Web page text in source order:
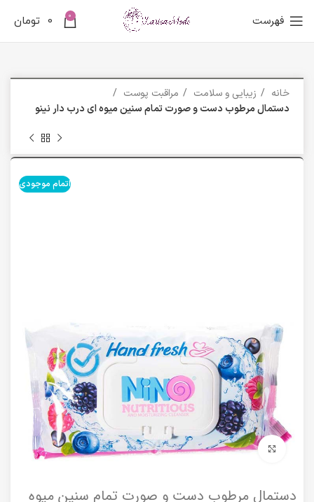
فهرست 0
0 تومان
خانه زیبایی و سلامت
مراقبت پوست
دستمال مرطوب دست و صورت تمام سنین میوه ای درب دار نینو
اتمام موجودی
برای بزرگنمایی کلیک کنید
دستمال مرطوب دست و صورت تمام سنین میوه